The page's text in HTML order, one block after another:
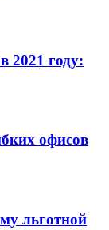
2021 году:
офисов
льготной